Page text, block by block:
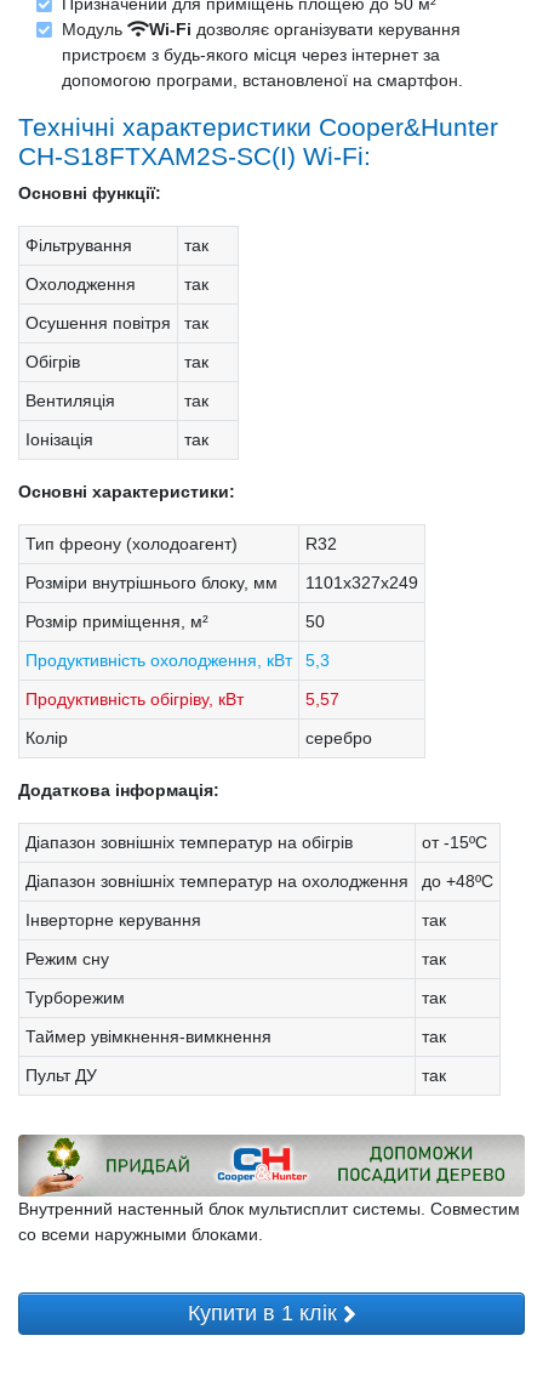
Модуль
Wi-Fi дозволяє організувати керування
пристроєм з будь-якого місця через інтернет за
допомогою програми, встановленої на смартфон.
Технічні характеристики Cooper&Hunter
CH-S18FTXAM2S-SC(I) Wi-Fi:
Основні функції:
Фільтрування
так
Охолодження
так
Осушення повітря
так
Обігрів
так
Вентиляція
так
Іонізація
так
Основні характеристики:
Тип фреону (холодоагент)
R32
Розміри внутрішнього блоку, мм
1101х327х249
Розмір приміщення, м²
50
Продуктивність охолодження, кВт
5,3
Продуктивність обігріву, кВт
5,57
Колір
серебро
Додаткова інформація:
Діапазон зовнішніх температур на обігрів
от -15ºС
Діапазон зовнішніх температур на охолодження
до +48ºС
Інверторне керування
так
Режим сну
так
Турборежим
так
Таймер увімкнення-вимкнення
так
Пульт ДУ
так
Внутренний настенный блок мультисплит системы. Совместим
со всеми наружными блоками.
Купити в 1 клік